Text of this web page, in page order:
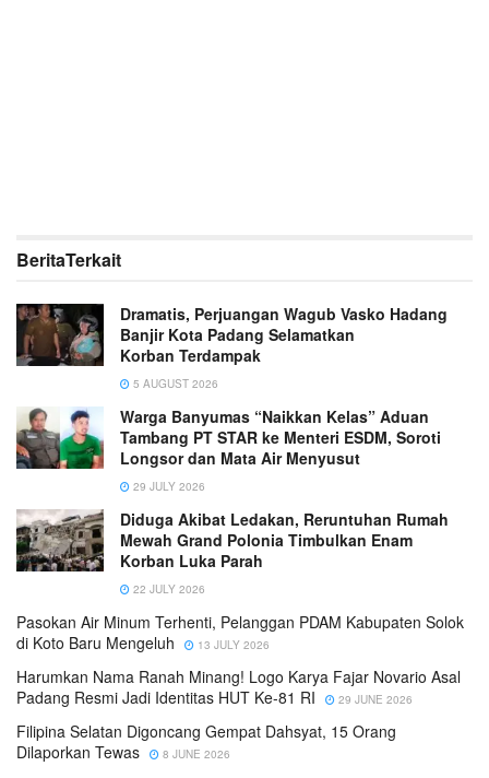
BeritaTerkait
Dramatis, Perjuangan Wagub Vasko Hadang
Banjir Kota Padang Selamatkan
Korban Terdampak
5 AUGUST 2026
Warga Banyumas “Naikkan Kelas” Aduan
Tambang PT STAR ke Menteri ESDM, Soroti
Longsor dan Mata Air Menyusut
29 JULY 2026
Diduga Akibat Ledakan, Reruntuhan Rumah
Mewah Grand Polonia Timbulkan Enam
Korban Luka Parah
22 JULY 2026
Pasokan Air Minum Terhenti, Pelanggan PDAM Kabupaten Solok
di Koto Baru Mengeluh
13 JULY 2026
Harumkan Nama Ranah Minang! Logo Karya Fajar Novario Asal
Padang Resmi Jadi Identitas HUT Ke-81 RI
29 JUNE 2026
Filipina Selatan Digoncang Gempat Dahsyat, 15 Orang
Dilaporkan Tewas
8 JUNE 2026